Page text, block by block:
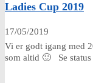
Ladies Cup 2019
17/05/2019
Vi er godt igang med
som altid 🙂 Se